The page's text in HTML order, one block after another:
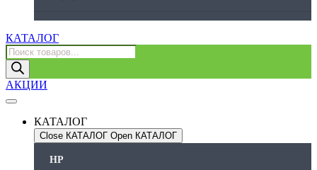
Печатающая головка для принтера
КАТАЛОГ
Поиск
товаров
АКЦИИ
КАТАЛОГ
Close КАТАЛОГ Open КАТАЛОГ
HP